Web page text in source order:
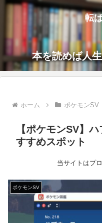
転
本を読めば人
ホーム ポケモンSV
【ポケモンSV】
すすめスポット
当サイトはプ
ポケモンSV